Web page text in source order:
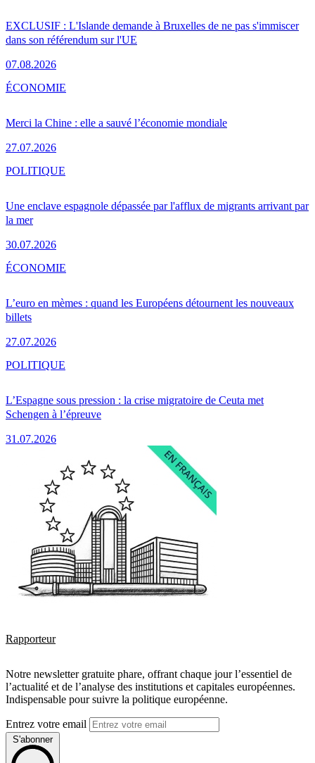
EXCLUSIF : L'Islande demande à Bruxelles de ne pas s'immiscer
dans son référendum sur l'UE
07.08.2026
Merci la Chine : elle a sauvé l’économie mondiale
27.07.2026
ÉCONOMIE
Une enclave espagnole dépassée par l'afflux de migrants arrivant par
la mer
30.07.2026
POLITIQUE
L’euro en mèmes : quand les Européens détournent les nouveaux
billets
27.07.2026
ÉCONOMIE
L’Espagne sous pression : la crise migratoire de Ceuta met
Schengen à l’épreuve
31.07.2026
POLITIQUE
Rapporteur
Notre newsletter gratuite phare, offrant chaque jour l’essentiel de
l’actualité et de l’analyse des institutions et capitales européennes.
Indispensable pour suivre la politique européenne.
Entrez votre email
S'abonner